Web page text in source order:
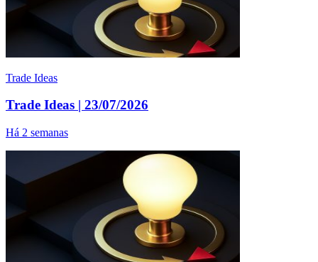
Trade Ideas
Trade Ideas | 23/07/2026
Há 2 semanas